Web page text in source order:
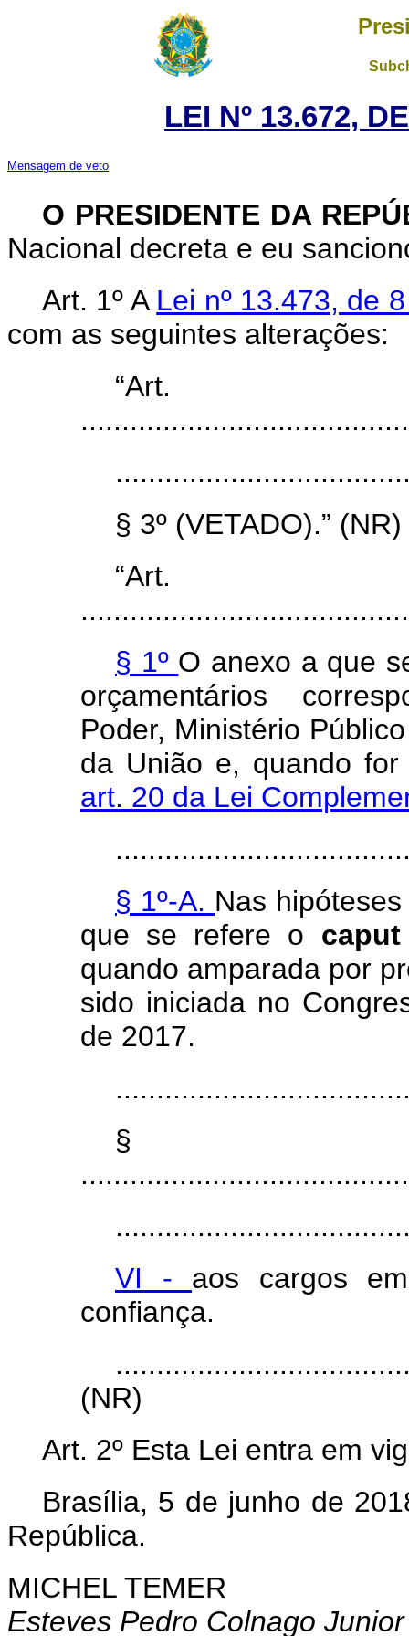
LEI Nº 13.672,
Mensagem de veto
O PRESIDENTE DA
Nacional decreta e eu
Art. 1º A Lei nº 13.473, de
com as seguintes alterações:
§ 3º (VETADO).” (NR)
§ 1º O anexo a que
orçamentários
Poder, Ministério
da União e, quando
art. 20 da Lei
§ 1º-A. Nas
que se refere o
quando amparada por
sido iniciada no
de 2017.
§
VI - aos cargos
confiança.
(NR)
Art. 2º Esta Lei entra em
Brasília, 5 de junho de
República.
MICHEL TEMER
Esteves Pedro Colnago Junior